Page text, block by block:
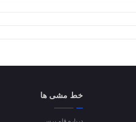
خط مشی ها